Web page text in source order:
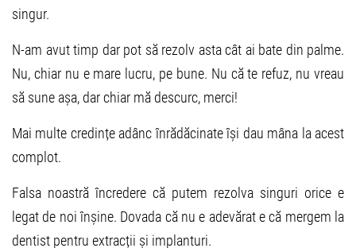
singur.
N-am avut timp dar pot să rezolv asta cât ai bate din palme.
Nu, chiar nu e mare lucru, pe bune. Nu că te refuz, nu vreau
să sune așa, dar chiar mă descurc, merci!
Mai multe credințe adânc înrădăcinate își dau mâna la acest
complot.
Falsa noastră încredere că putem rezolva singuri orice e
legat de noi înșine. Dovada că nu e adevărat e că mergem la
dentist pentru extracții și implanturi.